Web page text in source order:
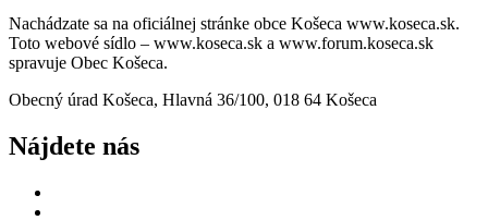
Nachádzate sa na oficiálnej stránke obce Košeca www.koseca.sk.
Toto webové sídlo – www.koseca.sk a www.forum.koseca.sk
spravuje Obec Košeca.
Obecný úrad Košeca, Hlavná 36/100, 018 64 Košeca
Nájdete nás